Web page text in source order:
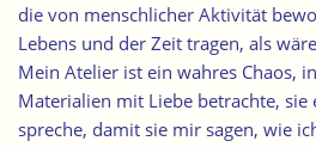
die von menschlicher Aktivität
Lebens und der Zeit tragen, als
Mein Atelier ist ein wahres Chaos,
Materialien mit Liebe betrachte,
spreche, damit sie mir sagen, wie